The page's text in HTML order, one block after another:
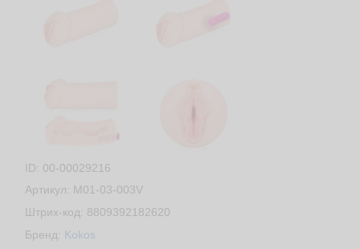
ID: 00-00029216
Артикул: M01-03-003V
Штрих-код: 8809392182620
Бренд:
Kokos